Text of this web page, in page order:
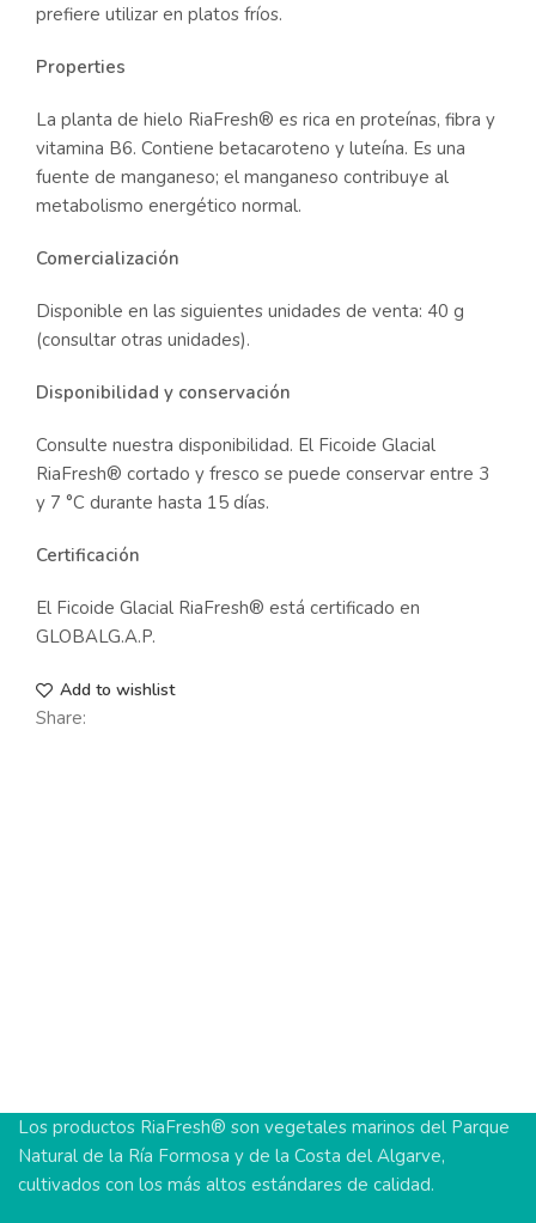
prefiere utilizar en platos fríos.
Properties
La planta de hielo RiaFresh® es rica en proteínas, fibra y
vitamina B6. Contiene betacaroteno y luteína. Es una
fuente de manganeso; el manganeso contribuye al
metabolismo energético normal.
Comercialización
Disponible en las siguientes unidades de venta: 40 g
(consultar otras unidades).
Disponibilidad y conservación
Consulte nuestra disponibilidad. El Ficoide Glacial
RiaFresh® cortado y fresco se puede conservar entre 3
y 7 °C durante hasta 15 días.
Certificación
El Ficoide Glacial RiaFresh® está certificado en
GLOBALG.A.P.
Add to wishlist
Share:
Los productos RiaFresh® son vegetales marinos del Parque
Natural de la Ría Formosa y de la Costa del Algarve,
cultivados con los más altos estándares de calidad.